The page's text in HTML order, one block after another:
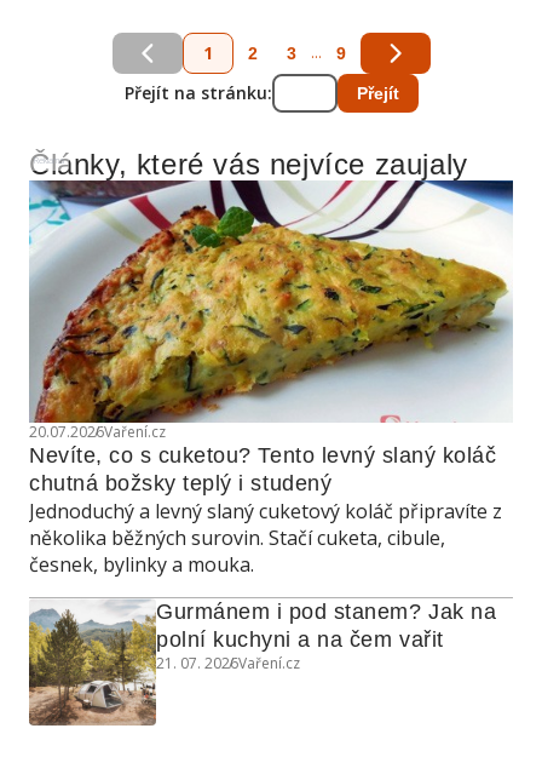
1 2 3 ... 9
Přejít na stránku: Přejít
Reklama
Články, které vás nejvíce zaujaly
20.07.2026Vaření.cz
Nevíte, co s cuketou? Tento levný slaný koláč
chutná božsky teplý i studený
Jednoduchý a levný slaný cuketový koláč připravíte z
několika běžných surovin. Stačí cuketa, cibule,
česnek, bylinky a mouka.
Gurmánem i pod stanem? Jak na
polní kuchyni a na čem vařit
21. 07. 2026Vaření.cz